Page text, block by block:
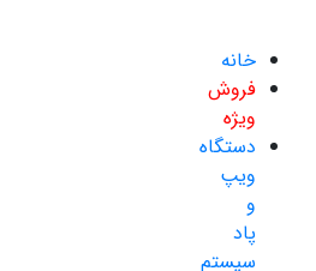
خانه
فروش
ویژه
دستگاه
ویپ
و
پاد
سیستم